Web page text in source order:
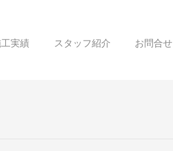
実績 スタッフ紹介 お問合せ